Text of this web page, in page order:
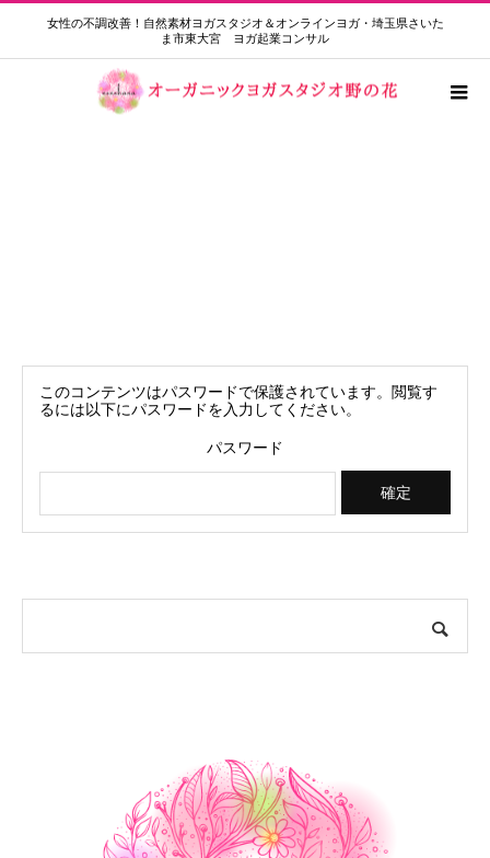
女性の不調改善！自然素材ヨガスタジオ＆オンラインヨガ・埼玉県さいた
ま市東大宮 ヨガ起業コンサル
このコンテンツはパスワードで保護されています。閲覧す
るには以下にパスワードを入力してください。
パスワード